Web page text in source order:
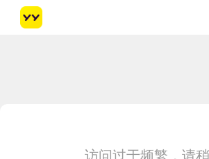
访问过于频繁，请